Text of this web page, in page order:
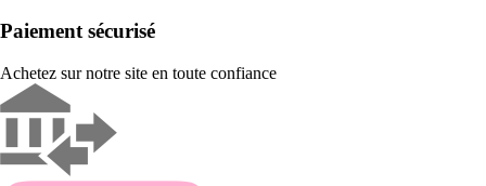
Paiement sécurisé
Achetez sur notre site en toute confiance